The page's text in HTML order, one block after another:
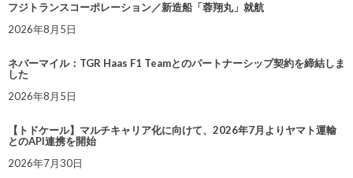
フジトランスコーポレーション／新造船「蓉翔丸」就航
2026年8月5日
ネバーマイル：TGR Haas F1 Teamとのパートナーシップ契約を締結しま
した
2026年8月5日
【トドケール】マルチキャリア化に向けて、2026年7月よりヤマト運輸
とのAPI連携を開始
2026年7月30日